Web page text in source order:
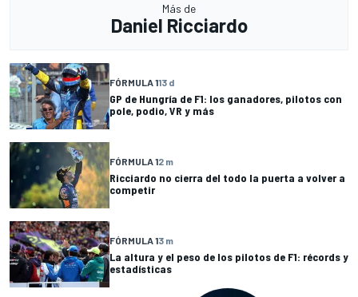
Más de
Daniel Ricciardo
FÓRMULA 113 d
GP de Hungría de F1: los ganadores, pilotos con
pole, podio, VR y más
FÓRMULA 12 m
Ricciardo no cierra del todo la puerta a volver a
competir
FÓRMULA 13 m
La altura y el peso de los pilotos de F1: récords y
estadísticas